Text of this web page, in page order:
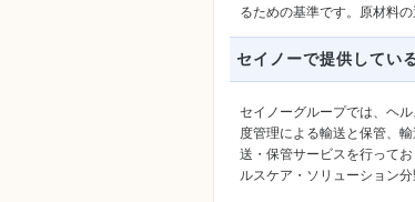
るための基準です。原材料
セイノーで提供してい
セイノーグループでは、ヘ
度管理による輸送と保管、
送・保管サービスを行って
ルスケア・ソリューション